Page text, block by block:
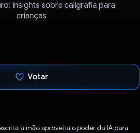
insights sobre caligrafia para
crianças
Votar
à mão aproveita o poder da IA para